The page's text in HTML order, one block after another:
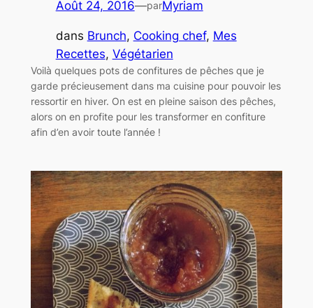
Août 24, 2016—parMyriam
dans Brunch, Cooking chef, Mes
Recettes, Végétarien
Voilà quelques pots de confitures de pêches que je
garde précieusement dans ma cuisine pour pouvoir les
ressortir en hiver. On est en pleine saison des pêches,
alors on en profite pour les transformer en confiture
afin d’en avoir toute l’année !